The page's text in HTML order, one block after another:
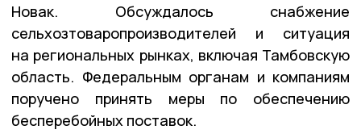
Новак. Обсуждалось снабжение
сельхозтоваропроизводителей и ситуация
на региональных рынках, включая Тамбовскую
область. Федеральным органам и компаниям
поручено принять меры по обеспечению
бесперебойных поставок.